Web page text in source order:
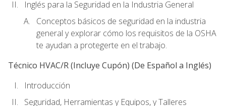
Inglés para la Seguridad en la Industria General
Conceptos básicos de seguridad en la industria
general y explorar cómo los requisitos de la OSHA
te ayudan a protegerte en el trabajo.
Técnico HVAC/R (Incluye Cupón) (De Español a Inglés)
Introducción
Seguridad, Herramientas y Equipos, y Talleres